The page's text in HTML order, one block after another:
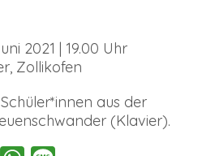
2021 | 19.00 Uhr
Zollikofen
aus der
(Klavier).